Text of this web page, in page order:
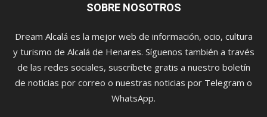
SOBRE NOSOTROS
Dream Alcalá es la mejor web de información, ocio, cultura
y turismo de Alcalá de Henares. Síguenos también a través
de las redes sociales, suscríbete gratis a nuestro boletín
de noticias por correo o nuestras noticias por Telegram o
WhatsApp.